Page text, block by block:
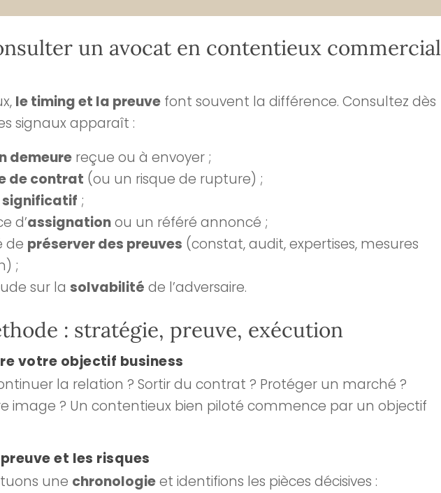
un avocat en contentieux commercial
le timing et la preuve font souvent la différence. Consultez dès
signaux apparaît :
demeure reçue ou à envoyer ;
de contrat (ou un risque de rupture) ;
significatif ;
d’assignationou un référé annoncé ;
de préserver des preuves (constat, audit, expertises, mesures
;
sur la solvabilité de l’adversaire.
: stratégie, preuve, exécution
votre objectif business
la relation ? Sortir du contrat ? Protéger un marché ?
image ? Un contentieux bien piloté commence par un objectif
et les risques
une chronologieet identifions les pièces décisives :